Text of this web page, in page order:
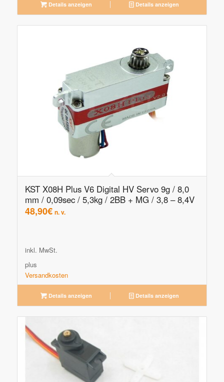
Details anzeigen Details anzeigen
KST X08H Plus V6 Digital HV Servo 9g / 8,0
mm / 0,09sec / 5,3kg / 2BB + MG / 3,8 – 8,4V
48,90€ n. v.
inkl. MwSt.
plus
Versandkosten
Details anzeigen Details anzeigen